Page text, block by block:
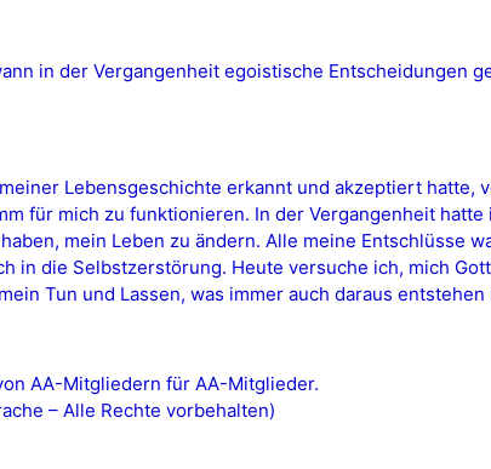
in der Vergangenheit egoistische Entscheidungen
Lebensgeschichte erkannt und akzeptiert hatte,
für mich zu funktionieren. In der Vergangenheit
mein Leben zu ändern. Alle meine Entschlüsse
in die Selbstzerstörung. Heute versuche ich, mich
Tun und Lassen, was immer auch daraus entstehen
AA-Mitgliedern für AA-Mitglieder.
– Alle Rechte vorbehalten)